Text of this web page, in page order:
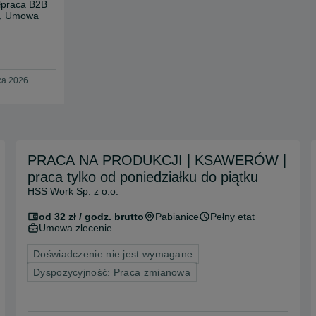
B2B
Umowa
2026
PRACA NA PRODUKCJI | KSAWERÓW |
praca tylko od poniedziałku do piątku
HSS Work Sp. z o.o.
od 32 zł / godz. brutto Pabianice
Pełny etat
Umowa zlecenie
Doświadczenie nie jest wymagane
Dyspozycyjność: Praca zmianowa